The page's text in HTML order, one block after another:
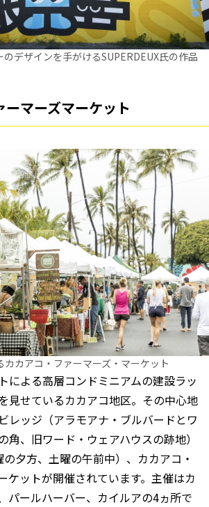
デザインを手がけるSUPERDEUX氏の作品
ーマーズマーケット
カアコ・ファーマーズ・マーケット
による高層コンドミニアムの建設ラッ
見せているカカアコ地区。その中心地
レッジ（アラモアナ・ブルバードとワ
角、旧ワード・ウェアハウスの跡地）
夕方、土曜の午前中）、カカアコ・
ケットが開催されています。主催はカ
パールハーバー、カイルアの4ヵ所で